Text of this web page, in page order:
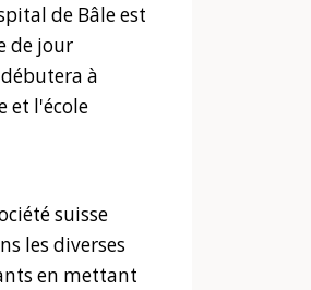
de Bâle est
de jour
à
et l'école
suisse
les diverses
en mettant